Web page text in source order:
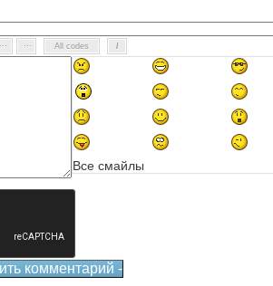
Все смайлы